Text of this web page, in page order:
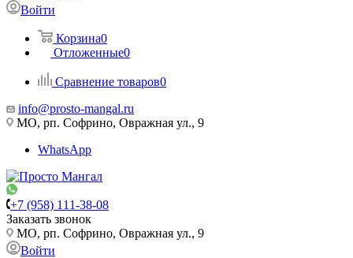
Войти
Корзина0
Отложенные0
Сравнение товаров0
info@prosto-mangal.ru
МО, рп. Софрино, Овражная ул., 9
WhatsApp
+7 (958) 111-38-08
Заказать звонок
МО, рп. Софрино, Овражная ул., 9
Войти